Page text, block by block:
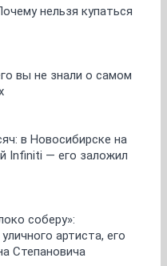
нельзя купаться
вы не знали о самом
в Новосибирске на
Infiniti — его заложил
соберу»:
артиста, его
Степановича